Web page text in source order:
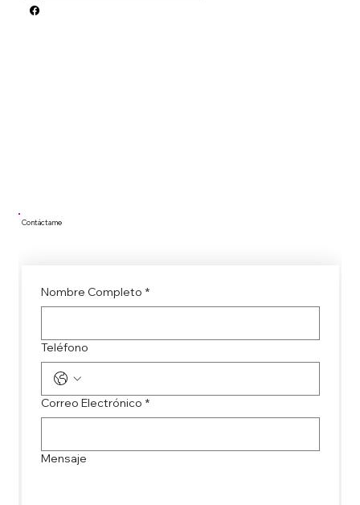
Nombre Completo *
Teléfono
Correo Electrónico *
Mensaje
Contáctame